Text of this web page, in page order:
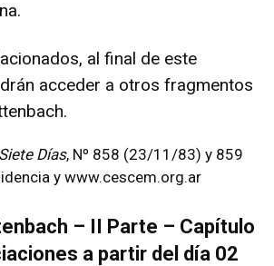
al final de este
acceder a otros fragmentos
Siete Días, Nº 858 (23/11/83) y 859
y www.cescem.org.ar
– II Parte – Capítulo
a partir del día 02